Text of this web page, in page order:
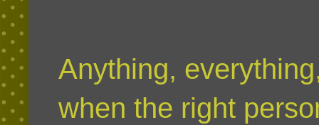
Anything,
when the right